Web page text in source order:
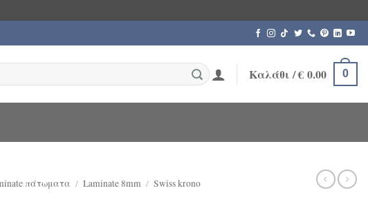
Καλάθι /€0.00 0
πάτωματα / Laminate 8mm / Swiss krono